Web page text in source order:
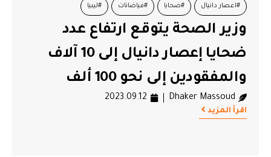
#اعصار دانيال #ضحايا #فياضانات #ليبيا
وزير الصحة يتوقع ارتفاع عدد
ضحايا إعصار دانيال إلى 10 آلاف
والمفقودين إلى نحو 100 ألف
Dhaker Massoud
2023.09.12
اقرأ المزيد